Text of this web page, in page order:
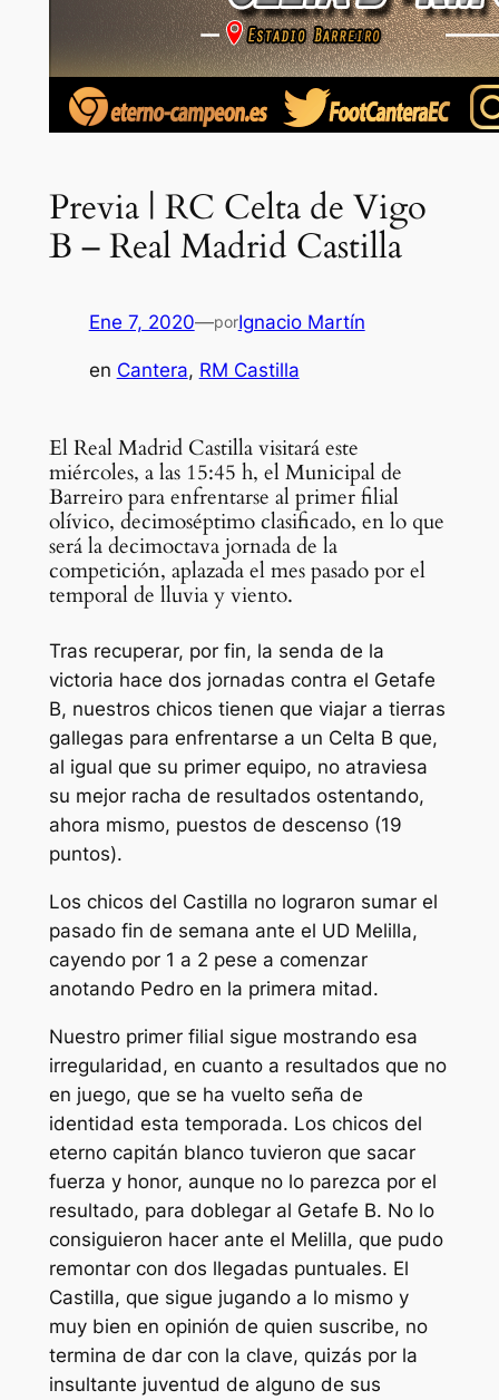
Previa | RC Celta de Vigo
B – Real Madrid Castilla
Ene 7, 2020—porIgnacio Martín
en Cantera, RM Castilla
El Real Madrid Castilla visitará este
miércoles, a las 15:45 h, el Municipal de
Barreiro para enfrentarse al primer filial
olívico, decimoséptimo clasificado, en lo que
será la decimoctava jornada de la
competición, aplazada el mes pasado por el
temporal de lluvia y viento.
Tras recuperar, por fin, la senda de la
victoria hace dos jornadas contra el Getafe
B, nuestros chicos tienen que viajar a tierras
gallegas para enfrentarse a un Celta B que,
al igual que su primer equipo, no atraviesa
su mejor racha de resultados ostentando,
ahora mismo, puestos de descenso (19
puntos).
Los chicos del Castilla no lograron sumar el
pasado fin de semana ante el UD Melilla,
cayendo por 1 a 2 pese a comenzar
anotando Pedro en la primera mitad.
Nuestro primer filial sigue mostrando esa
irregularidad, en cuanto a resultados que no
en juego, que se ha vuelto seña de
identidad esta temporada. Los chicos del
eterno capitán blanco tuvieron que sacar
fuerza y honor, aunque no lo parezca por el
resultado, para doblegar al Getafe B. No lo
consiguieron hacer ante el Melilla, que pudo
remontar con dos llegadas puntuales. El
Castilla, que sigue jugando a lo mismo y
muy bien en opinión de quien suscribe, no
termina de dar con la clave, quizás por la
insultante juventud de alguno de sus